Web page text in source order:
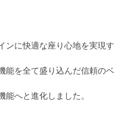
ンに快適な座り心地を実現す
能を全て盛り込んだ信頼のベ
へと進化しました。